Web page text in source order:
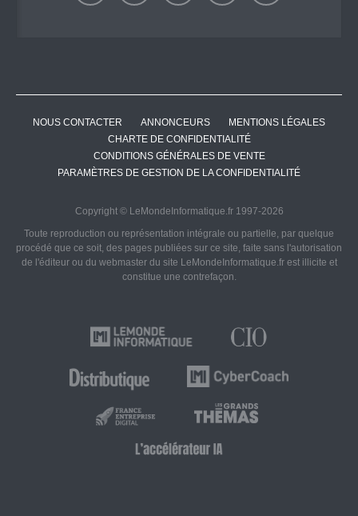
NOUS CONTACTER ANNONCEURS
MENTIONS LÉGALES
CHARTE DE CONFIDENTIALITÉ
CONDITIONS GÉNÉRALES DE VENTE
PARAMÈTRES DE GESTION DE LA CONFIDENTIALITÉ
Copyright © LeMondeInformatique.fr 1997-2026
Toute reproduction ou représentation intégrale ou partielle, par quelque
procédé que ce soit, des pages publiées sur ce site, faite sans l'autorisation
de l'éditeur ou du webmaster du site LeMondeInformatique.fr est illicite et
constitue une contrefaçon.